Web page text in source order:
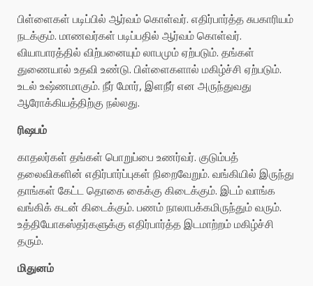
பிள்ளைகள் படிப்பில் ஆர்வம் கொள்வர். எதிர்பார்த்த சுபகாரியம்
நடக்கும். மாணவர்கள் படிப்பதில் ஆர்வம் கொள்வர்.
வியாபாரத்தில் விற்பனையும் லாபமும் ஏற்படும். தங்கள்
துணையால் உதவி உண்டு. பிள்ளைகளால் மகிழ்ச்சி ஏற்படும்.
உடல் உஷ்ணமாகும். நீர் மோர், இளநீர் என அருந்துவது
ஆரோக்கியத்திற்கு நல்லது.
ரிஷபம்
காதலர்கள் தங்கள் பொறுப்பை உணர்வர். குடும்பத்
தலைவிகளின் எதிர்பார்ப்புகள் நிறைவேறும். வங்கியில் இருந்து
தாங்கள் கேட்ட தொகை கைக்கு கிடைக்கும். இடம் வாங்க
வங்கிக் கடன் கிடைக்கும். பணம் நாலாபக்கமிருந்தும் வரும்.
உத்தியோகஸ்தர்களுக்கு எதிர்பார்த்த இடமாற்றம் மகிழ்ச்சி
தரும்.
மிதுனம்